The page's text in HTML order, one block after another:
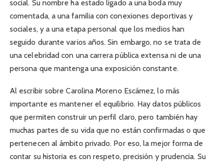
social. Su nombre ha estado ligado a una boda muy
comentada, a una familia con conexiones deportivas y
sociales, y a una etapa personal que los medios han
seguido durante varios años. Sin embargo, no se trata de
una celebridad con una carrera pública extensa ni de una
persona que mantenga una exposición constante.
Al escribir sobre Carolina Moreno Escámez, lo más
importante es mantener el equilibrio. Hay datos públicos
que permiten construir un perfil claro, pero también hay
muchas partes de su vida que no están confirmadas o que
pertenecen al ámbito privado. Por eso, la mejor forma de
contar su historia es con respeto, precisión y prudencia. Su